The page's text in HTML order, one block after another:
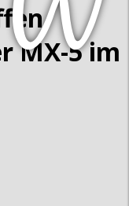
MX-5 im